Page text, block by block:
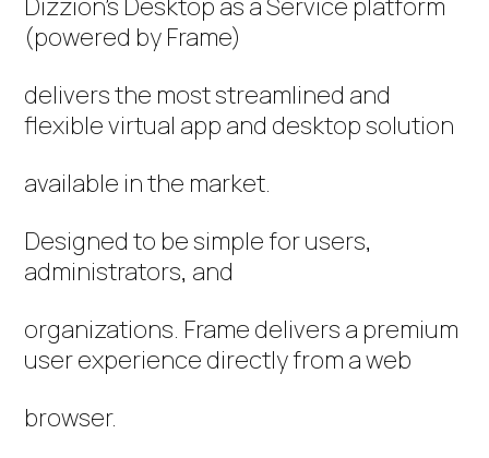
Dizzion’s Desktop as a Service platform
(powered by Frame)
delivers the most streamlined and
flexible virtual app and desktop solution
available in the market.
Designed to be simple for users,
administrators, and
organizations. Frame delivers a premium
user experience directly from a web
browser.